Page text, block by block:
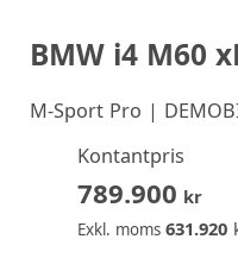
BMW i4 M60
M-Sport Pro |
Kontantpris
789.900 kr
Exkl. moms 631.920